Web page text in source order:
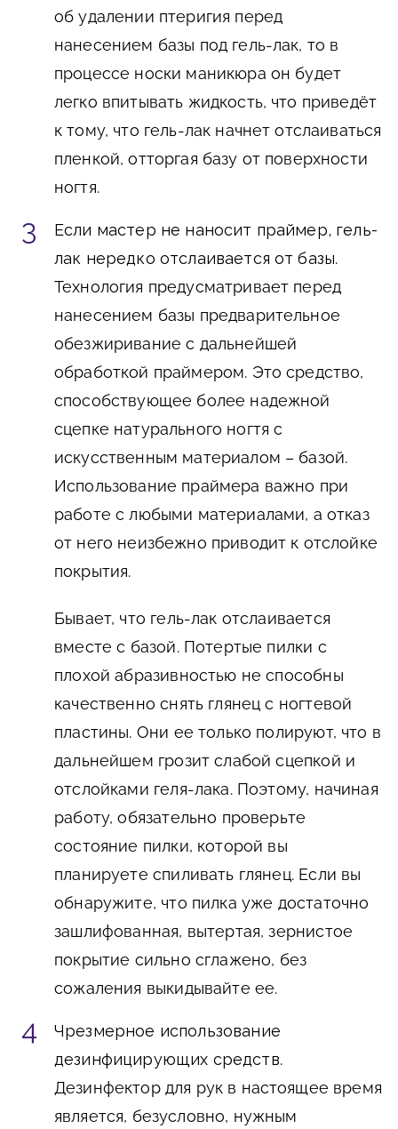
об удалении птеригия перед
нанесением базы под гель-лак, то в
процессе носки маникюра он будет
легко впитывать жидкость, что приведёт
к тому, что гель-лак начнет отслаиваться
пленкой, отторгая базу от поверхности
ногтя.
Если мастер не наносит праймер, гель-
лак нередко отслаивается от базы.
Технология предусматривает перед
нанесением базы предварительное
обезжиривание с дальнейшей
обработкой праймером. Это средство,
способствующее более надежной
сцепке натурального ногтя с
искусственным материалом – базой.
Использование праймера важно при
работе с любыми материалами, а отказ
от него неизбежно приводит к отслойке
покрытия.
Бывает, что гель-лак отслаивается
вместе с базой. Потертые пилки с
плохой абразивностью не способны
качественно снять глянец с ногтевой
пластины. Они ее только полируют, что в
дальнейшем грозит слабой сцепкой и
отслойками геля-лака. Поэтому, начиная
работу, обязательно проверьте
состояние пилки, которой вы
планируете спиливать глянец. Если вы
обнаружите, что пилка уже достаточно
зашлифованная, вытертая, зернистое
покрытие сильно сглажено, без
сожаления выкидывайте ее.
Чрезмерное использование
дезинфицирующих средств.
Дезинфектор для рук в настоящее время
является, безусловно, нужным